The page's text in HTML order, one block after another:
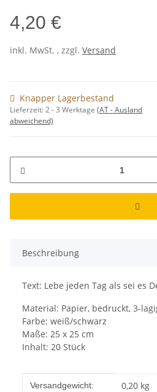
4,20 €
inkl. MwSt. , zzgl. Versand
Knapper Lagerbestand
Lieferzeit:2 - 3 Werktage (AT - Ausland
abweichend)
Beschreibung
Text: Lebe jeden Tag als sei es
Material: Papier, bedruckt, 3-
Farbe: weiß/schwarz
Maße: 25 x 25 cm
Inhalt: 20 Stück
Produkteigenschaft
Wert
Versandgewicht: 0,20 kg